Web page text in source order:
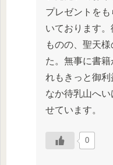
プレゼントを
いております
ものの、聖天
た。無事に書
れもきっと御
なか待乳山へ
せています。
0